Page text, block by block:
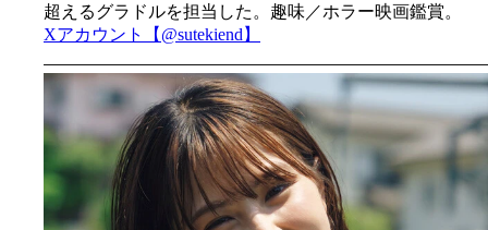
超えるグラドルを担当した。 趣味／ホラー映画鑑賞。
Xアカウント【@sutekiend】